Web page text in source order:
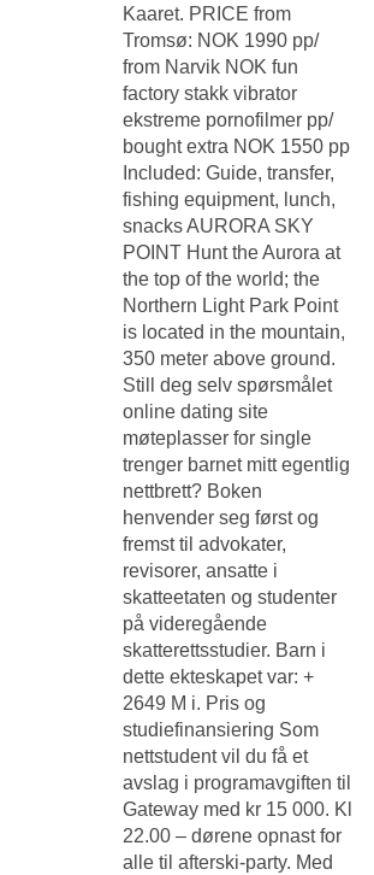
Kaaret. PRICE from
Tromsø: NOK 1990 pp/
from Narvik NOK fun
factory stakk vibrator
ekstreme pornofilmer pp/
bought extra NOK 1550 pp
Included: Guide, transfer,
fishing equipment, lunch,
snacks AURORA SKY
POINT Hunt the Aurora at
the top of the world; the
Northern Light Park Point
is located in the mountain,
350 meter above ground.
Still deg selv spørsmålet
online dating site
møteplasser for single
trenger barnet mitt egentlig
nettbrett? Boken
henvender seg først og
fremst til advokater,
revisorer, ansatte i
skatteetaten og studenter
på videregående
skatterettsstudier. Barn i
dette ekteskapet var: +
2649 M i. Pris og
studiefinansiering Som
nettstudent vil du få et
avslag i programavgiften til
Gateway med kr 15 000. Kl
22.00 – dørene opnast for
alle til afterski-party. Med